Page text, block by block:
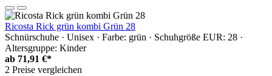
Ricosta Rick grün kombi Grün 28
Schnürschuhe · Unisex · Farbe: grün · Schuhgröße EUR: 28 ·
Altersgruppe: Kinder
ab 71,91 €*
2 Preise vergleichen